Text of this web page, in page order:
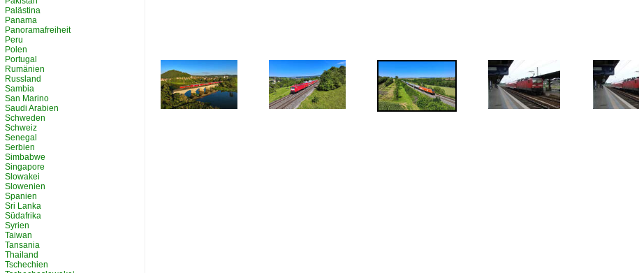
Palästina
Panama
Panoramafreiheit
Peru
Polen
Portugal
Rumänien
Russland
Sambia
San Marino
Saudi Arabien
Schweden
Schweiz
Senegal
Serbien
Simbabwe
Singapore
Slowakei
Slowenien
Spanien
Sri Lanka
Südafrika
Syrien
Taiwan
Tansania
Thailand
Tschechien